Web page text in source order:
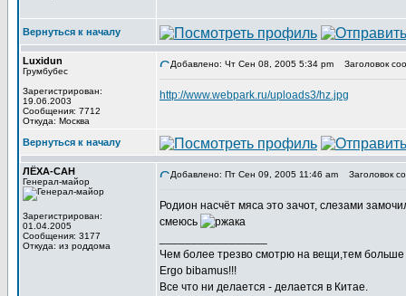
Вернуться к началу
Luxidun
Грумбубес
Зарегистрирован:
19.06.2003
Сообщения: 7712
Откуда: Москва
Добавлено: Чт Сен 08, 2005 5:34 pm Заголовок
http://www.webpark.ru/uploads3/hz.jpg
Вернуться к началу
ЛЁХА-САН
Генерал-майор
Зарегистрирован:
01.04.2005
Сообщения: 3177
Откуда: из роддома
Добавлено: Пт Сен 09, 2005 11:46 am Заголовок
Родион насчёт мяса это зачот, слезами
смеюсь
Чем более трезво смотрю на вещи,тем больше
Ergo bibamus!!!
Все что ни делается - делается в Китае.